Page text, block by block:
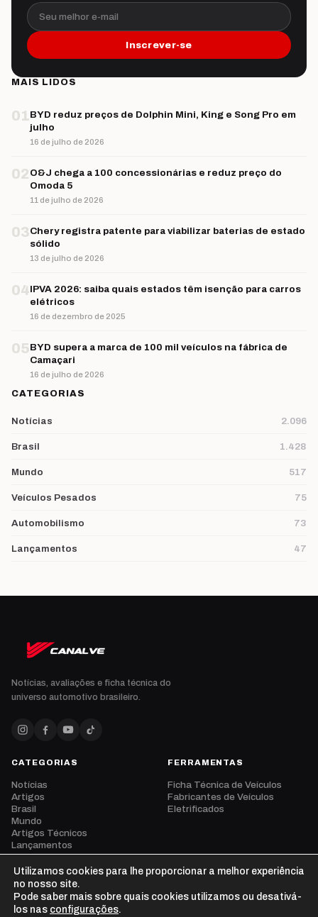
Seu melhor e-mail
Inscrever-se
MAIS LIDOS
01BYD reduz preços de Dolphin Mini, King e Song Pro em
julho
16 de julho de 2026
02 O&J chega a 100 concessionárias e reduz preço do
Omoda 5
11 de julho de 2026
03Chery registra patente para viabilizar baterias de estado
sólido
13 de julho de 2026
04IPVA 2026: saiba quais estados têm isenção para carros
elétricos
16 de dezembro de 2025
05BYD supera a marca de 100 mil veículos na fábrica de
Camaçari
16 de julho de 2026
CATEGORIAS
Notícias 2.096
Brasil 1.428
Mundo 517
Veículos Pesados 75
Automobilismo 73
Lançamentos 47
Notícias, avaliações e ficha técnica do
universo automotivo brasileiro.
CATEGORIAS
Notícias
Artigos
Brasil
Mundo
Artigos Técnicos
Lançamentos
Eventos
Opinião
Vídeos
FERRAMENTAS
Ficha Técnica de Veículos
Fabricantes de Veículos
Eletrificados
Utilizamos cookies para lhe proporcionar a melhor experiência
no nosso site.
Pode saber mais sobre quais cookies utilizamos ou desativá-
los nas configurações.